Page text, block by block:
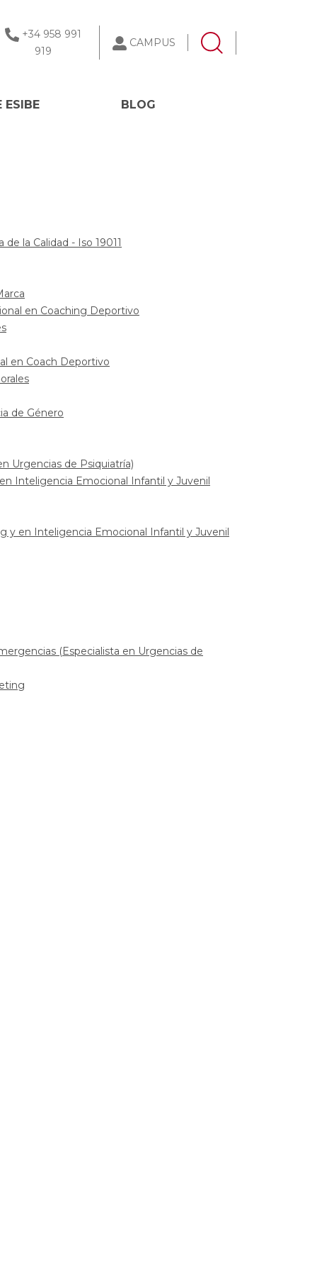
+34 958 991
919
CAMPUS
ESIBE BLOG
la Calidad - Iso 19011
en Coaching Deportivo
en Coach Deportivo
de Género
Urgencias de Psiquiatría)
Inteligencia Emocional Infantil y Juvenil
y en Inteligencia Emocional Infantil y Juvenil
(Especialista en Urgencias de